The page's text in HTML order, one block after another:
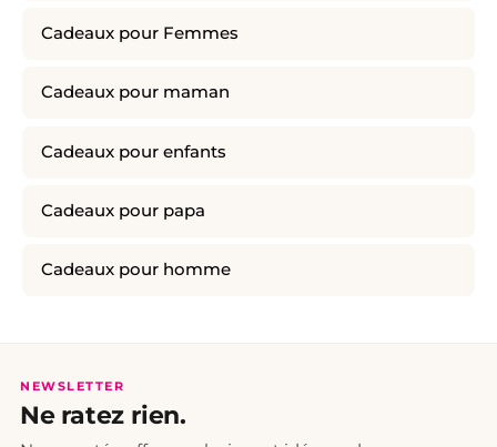
Cadeaux pour Femmes
Cadeaux pour maman
Cadeaux pour enfants
Cadeaux pour papa
Cadeaux pour homme
NEWSLETTER
Ne ratez rien.